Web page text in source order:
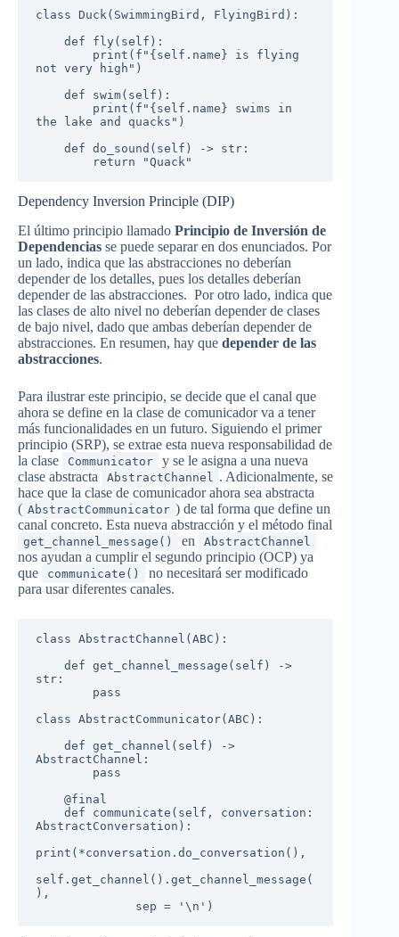
class Duck(SwimmingBird, FlyingBird):
not very high")
the lake and quacks")
        return "Quack"
Dependency Inversion Principle (DIP)
El último principio llamado Principio de Inversión de
Dependencias se puede separar en dos enunciados. Por
un lado, indica que las abstracciones no deberían
depender de los detalles, pues los detalles deberían
depender de las abstracciones. Por otro lado, indica que
las clases de alto nivel no deberían depender de clases
de bajo nivel, dado que ambas deberían depender de
abstracciones. En resumen, hay que depender de las
abstracciones.
Para ilustrar este principio, se decide que el canal que
ahora se define en la clase de comunicador va a tener
más funcionalidades en un futuro. Siguiendo el primer
principio (SRP), se extrae esta nueva responsabilidad de
la clase
Communicator
y se le asigna a una nueva
clase abstracta
AbstractChannel . Adicionalmente, se
hace que la clase de comunicador ahora sea abstracta
( AbstractCommunicator ) de tal forma que define un
canal concreto. Esta nueva abstracción y el método final
get_channel_message() en AbstractChannel
nos ayudan a cumplir el segundo principio (OCP) ya
que
communicate()
no necesitará ser modificado
para usar diferentes canales.
class AbstractChannel(ABC):
str:
class AbstractCommunicator(ABC):
AbstractChannel:
AbstractConversation):
print(*conversation.do_conversation(),
self.get_channel().get_channel_message(
),
              sep = '\n')